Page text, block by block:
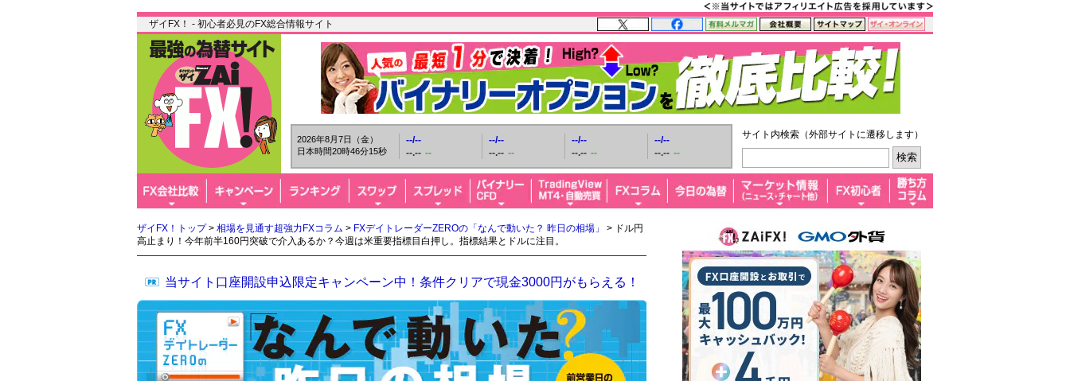
ザイFX！ - 初心者必見のFX総合情報サイト
2026年8月7日（金）
日本時間20時46分16秒
--/--
--.-- --
--/--
--.-- --
--/--
--.-- --
--/--
--.-- --
サイト内検索（外部サイトに遷移します）
ザイFX！トップ> 相場を見通す超強力FXコラム > FXデイトレーダーZEROの「なんで動いた？ 昨日の相場」
> ドル円
高止まり！今年前半160円突破で介入あるか？今週は米重要指標目白押し。指標結果とドルに注目。
当サイト口座開設申込限定キャンペーン中！条件クリアで現金3000円がもらえる！